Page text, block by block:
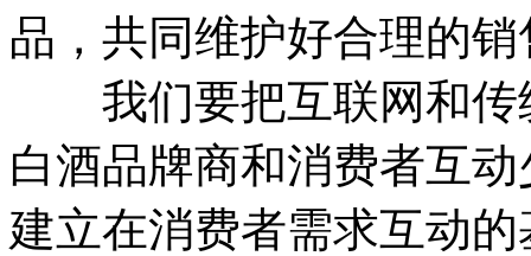
品，共同维护好合理的
我们要把互联网和传
白酒品牌商和消费者互
建立在消费者需求互动